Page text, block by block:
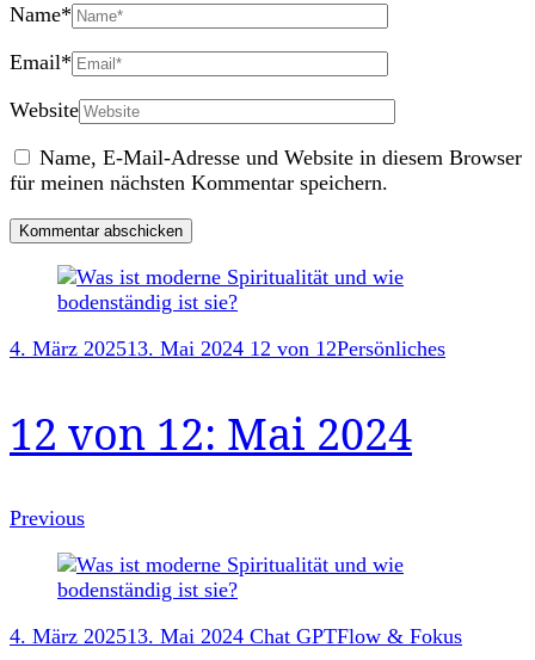
Name*
Email*
Website
Name, E-Mail-Adresse und Website in diesem Browser
für meinen nächsten Kommentar speichern.
Post
Navigation
4. März 202513. Mai 2024 12 von 12Persönliches
12 von 12: Mai 2024
Previous
4. März 202513. Mai 2024 Chat GPTFlow & Fokus